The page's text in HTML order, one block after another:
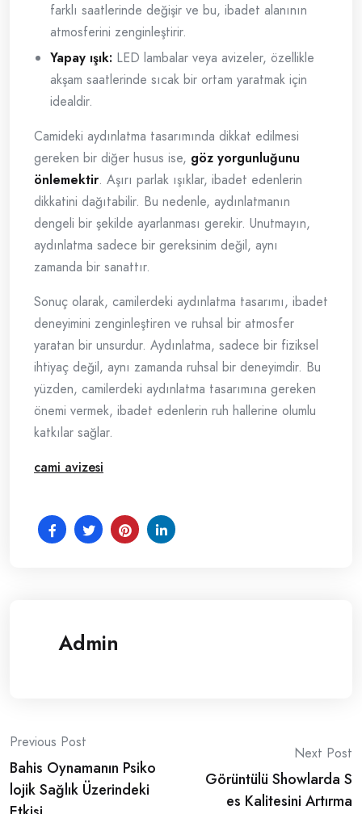
farklı saatlerinde değişir ve bu, ibadet alanının
atmosferini zenginleştirir.
Yapay ışık: LED lambalar veya avizeler, özellikle
akşam saatlerinde sıcak bir ortam yaratmak için
idealdir.
Camideki aydınlatma tasarımında dikkat edilmesi
gereken bir diğer husus ise, göz yorgunluğunu
önlemektir. Aşırı parlak ışıklar, ibadet edenlerin
dikkatini dağıtabilir. Bu nedenle, aydınlatmanın
dengeli bir şekilde ayarlanması gerekir. Unutmayın,
aydınlatma sadece bir gereksinim değil, aynı
zamanda bir sanattır.
Sonuç olarak, camilerdeki aydınlatma tasarımı, ibadet
deneyimini zenginleştiren ve ruhsal bir atmosfer
yaratan bir unsurdur. Aydınlatma, sadece bir fiziksel
ihtiyaç değil, aynı zamanda ruhsal bir deneyimdir. Bu
yüzden, camilerdeki aydınlatma tasarımına gereken
önemi vermek, ibadet edenlerin ruh hallerine olumlu
katkılar sağlar.
cami avizesi
Admin
Post
navigation
Previous Post
Bahis Oynamanın Psiko
lojik Sağlık Üzerindeki
Next Post
Görüntülü Showlarda S
es Kalitesini Artırma